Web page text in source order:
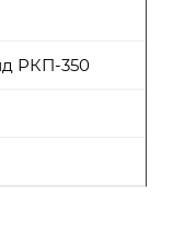
РКП-350